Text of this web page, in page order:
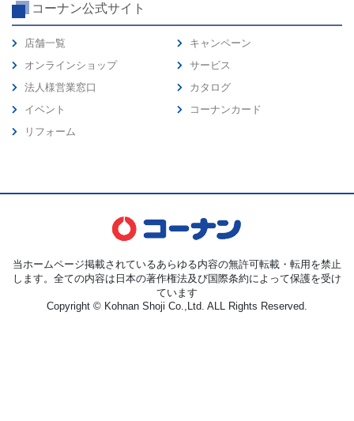
コーナン公式サイト
店舗一覧
オンラインショップ
法人様営業窓口
イベント
リフォーム
キャンペーン
サービス
カタログ
コーナンカード
当ホームページ掲載されているあらゆる内容の無許可転載・転用を禁止
します。全ての内容は日本の著作権法及び国際条約によって保護を受け
ています
Copyright © Kohnan Shoji Co.,Ltd. ALL Rights Reserved.